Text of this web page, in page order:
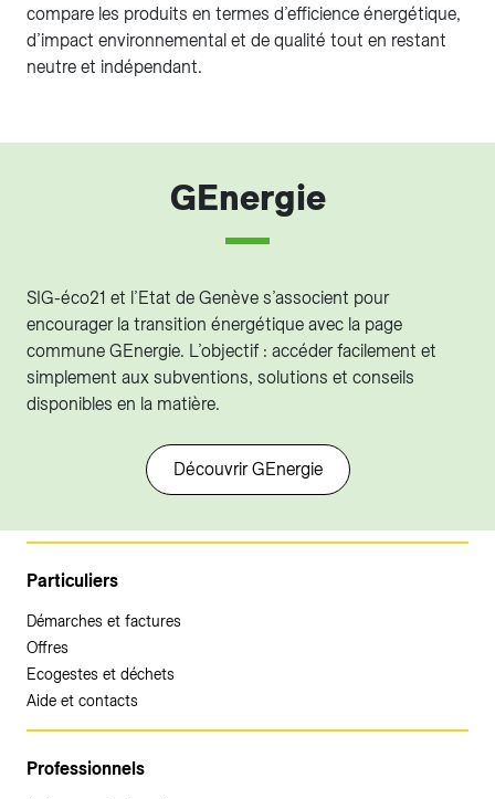
compare les produits en termes d’efficience énergétique,
d’impact environnemental et de qualité tout en restant
neutre et indépendant.
GEnergie
SIG-éco21 et l’Etat de Genève s’associent pour
encourager la transition énergétique avec la page
commune GEnergie. L’objectif : accéder facilement et
simplement aux subventions, solutions et conseils
disponibles en la matière.
Découvrir GEnergie
Particuliers
Démarches et factures
Offres
Ecogestes et déchets
Aide et contacts
Professionnels